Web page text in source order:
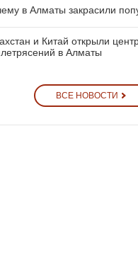
в Алматы закрасили
и Китай открыли
в Алматы
ВСЕ НОВОСТИ